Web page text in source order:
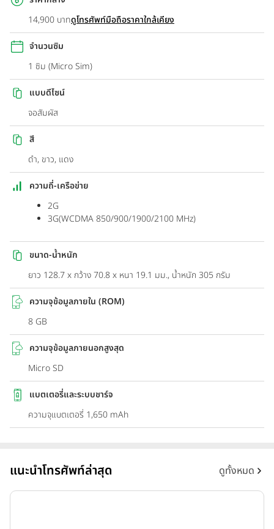
14,900 บาทดูโทรศัพท์มือถือราคาใกล้เคียง
จำนวนซิม
1 ซิม (Micro Sim)
แบบดีไซน์
จอสัมผัส
สี
ดำ, ขาว, แดง
ความถี่-เครือข่าย
2G
3G(WCDMA 850/900/1900/2100 MHz)
ขนาด-น้ำหนัก
ยาว 128.7 x กว้าง 70.8 x หนา 19.1 มม., น้ำหนัก 305 กรัม
ความจุข้อมูลภายใน (ROM)
8 GB
ความจุข้อมูลภายนอกสูงสุด
Micro SD
แบตเตอรี่และระบบชาร์จ
ความจุแบตเตอรี่ 1,650 mAh
แนะนำโทรศัพท์ล่าสุด ดูทั้งหมด